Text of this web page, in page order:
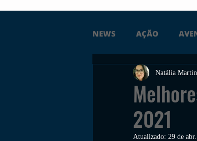
NEWS AÇÃO
FICÇÃO TERROR
TRAILER2021
Natália Martin
Atualizado: 29 de